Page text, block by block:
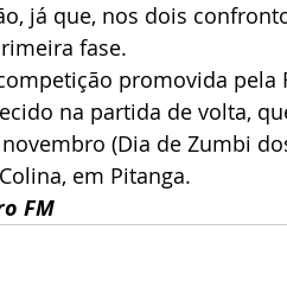
já que, nos dois
fase.
promovida pela
na partida de volta,
(Dia de Zumbi
em Pitanga.
FM